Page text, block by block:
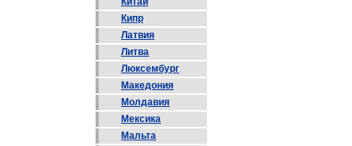
Кипр
Латвия
Литва
Люксембург
Македония
Молдавия
Мексика
Мальта